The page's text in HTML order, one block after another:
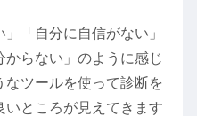
「自分に自信がない」
からない」のように感じ
ツールを使って診断を
いところが見えてきます